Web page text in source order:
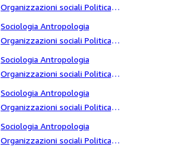
Organizzazioni sociali Politica
Massoneria Sette analisi critica
Sociologia Antropologia
Organizzazioni sociali Politica
Massoneria Sette Analisi politica
Sociologia Antropologia
Organizzazioni sociali Politica
Massoneria Sette analisi sociologica
Sociologia Antropologia
Organizzazioni sociali Politica
Massoneria Sette anime perse
Sociologia Antropologia
Organizzazioni sociali Politica